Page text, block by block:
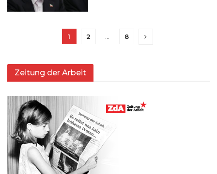
1 2 … 8
Zeitung der Arbeit